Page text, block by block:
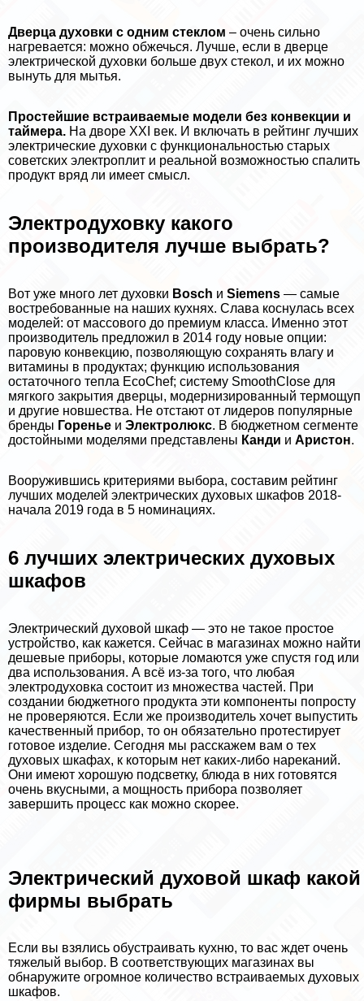
Дверца духовки с одним стеклом – очень сильно
нагревается: можно обжечься. Лучше, если в дверце
электрической духовки больше двух стекол, и их можно
вынуть для мытья.
Простейшие встраиваемые модели без конвекции и
таймера. На дворе XXI век. И включать в рейтинг лучших
электрические духовки с функциональностью старых
советских электроплит и реальной возможностью спалить
продукт вряд ли имеет смысл.
Электродуховку какого
производителя лучше выбрать?
Вот уже много лет духовки Bosch и Siemens — самые
востребованные на наших кухнях. Слава коснулась всех
моделей: от массового до премиум класса. Именно этот
производитель предложил в 2014 году новые опции:
паровую конвекцию, позволяющую сохранять влагу и
витамины в продуктах; функцию использования
остаточного тепла EcoChef; систему SmoothClose для
мягкого закрытия дверцы, модернизированный термощуп
и другие новшества. Не отстают от лидеров популярные
бренды Горенье и Электролюкс. В бюджетном сегменте
достойными моделями представлены Канди и Аристон.
Вооружившись критериями выбора, составим рейтинг
лучших моделей электрических духовых шкафов 2018-
начала 2019 года в 5 номинациях.
6 лучших электрических духовых
шкафов
Электрический духовой шкаф — это не такое простое
устройство, как кажется. Сейчас в магазинах можно найти
дешевые приборы, которые ломаются уже спустя год или
два использования. А всё из-за того, что любая
электродуховка состоит из множества частей. При
создании бюджетного продукта эти компоненты попросту
не проверяются. Если же производитель хочет выпустить
качественный прибор, то он обязательно протестирует
готовое изделие. Сегодня мы расскажем вам о тех
духовых шкафах, к которым нет каких-либо нареканий.
Они имеют хорошую подсветку, блюда в них готовятся
очень вкусными, а мощность прибора позволяет
завершить процесс как можно скорее.
Электрический духовой шкаф какой
фирмы выбрать
Если вы взялись обустраивать кухню, то вас ждет очень
тяжелый выбор. В соответствующих магазинах вы
обнаружите огромное количество встраиваемых духовых
шкафов.